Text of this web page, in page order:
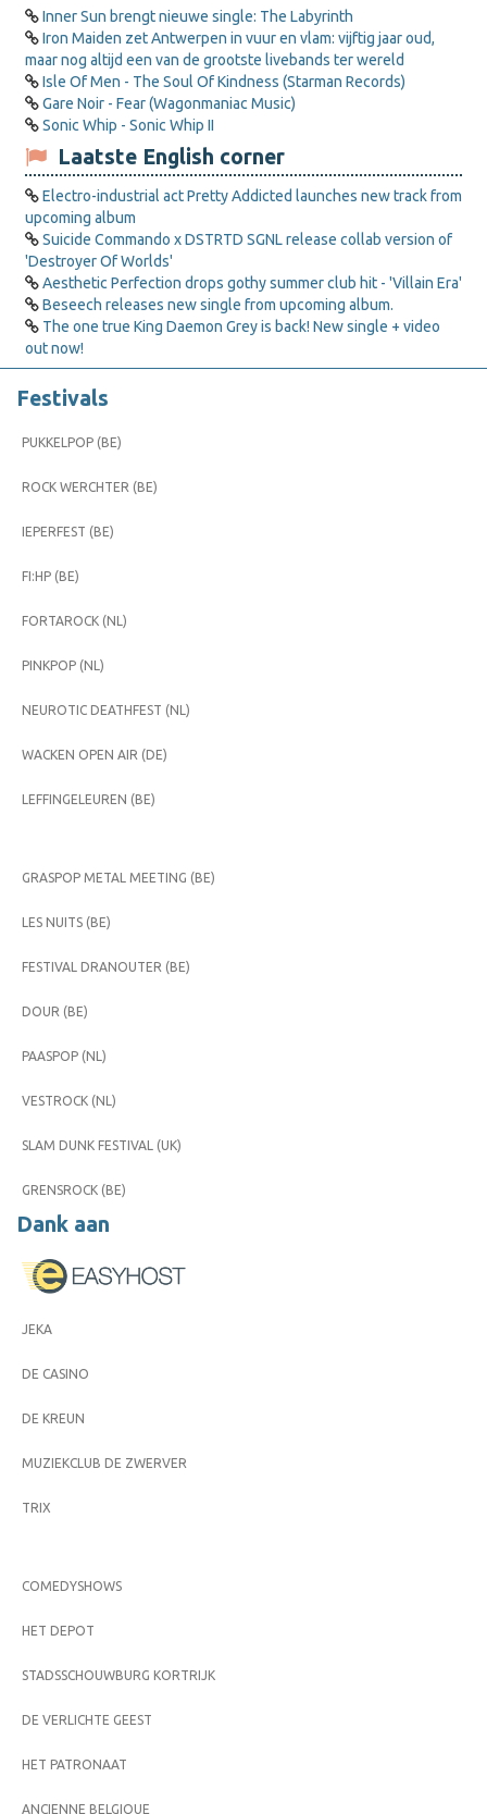
Inner Sun brengt nieuwe single: The Labyrinth
Iron Maiden zet Antwerpen in vuur en vlam: vijftig jaar oud,
maar nog altijd een van de grootste livebands ter wereld
Isle Of Men - The Soul Of Kindness (Starman Records)
Gare Noir - Fear (Wagonmaniac Music)
Sonic Whip - Sonic Whip II
Laatste English corner
Electro-industrial act Pretty Addicted launches new track from
upcoming album
Suicide Commando x DSTRTD SGNL release collab version of
'Destroyer Of Worlds'
Aesthetic Perfection drops gothy summer club hit - 'Villain Era'
Beseech releases new single from upcoming album.
The one true King Daemon Grey is back! New single + video
out now!
Festivals
PUKKELPOP (BE)
ROCK WERCHTER (BE)
IEPERFEST (BE)
FI:HP (BE)
FORTAROCK (NL)
PINKPOP (NL)
NEUROTIC DEATHFEST (NL)
WACKEN OPEN AIR (DE)
LEFFINGELEUREN (BE)
GRASPOP METAL MEETING (BE)
LES NUITS (BE)
FESTIVAL DRANOUTER (BE)
DOUR (BE)
PAASPOP (NL)
VESTROCK (NL)
SLAM DUNK FESTIVAL (UK)
GRENSROCK (BE)
Dank aan
JEKA
DE CASINO
DE KREUN
MUZIEKCLUB DE ZWERVER
TRIX
COMEDYSHOWS
HET DEPOT
STADSSCHOUWBURG KORTRIJK
DE VERLICHTE GEEST
HET PATRONAAT
ANCIENNE BELGIQUE